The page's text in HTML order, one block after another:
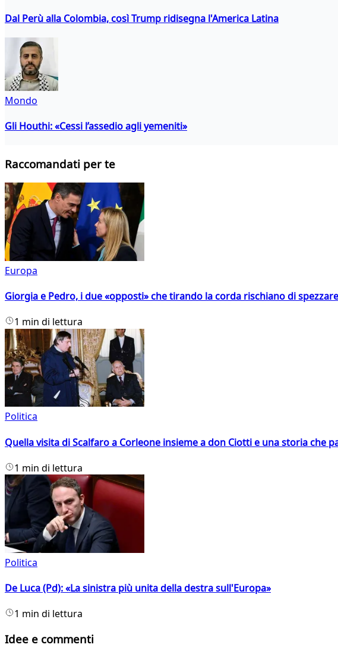
Dal Perù alla Colombia, così Trump ridisegna l'America Latina
Mondo
Gli Houthi: «Cessi l’assedio agli yemeniti»
Raccomandati per te
Europa
Giorgia e Pedro, i due «opposti» che tirando la corda rischiano di
1 min di lettura
Politica
Quella visita di Scalfaro a Corleone insieme a don Ciotti e una storia che
1 min di lettura
Politica
De Luca (Pd): «La sinistra più unita della destra sull'Europa»
1 min di lettura
Idee e commenti